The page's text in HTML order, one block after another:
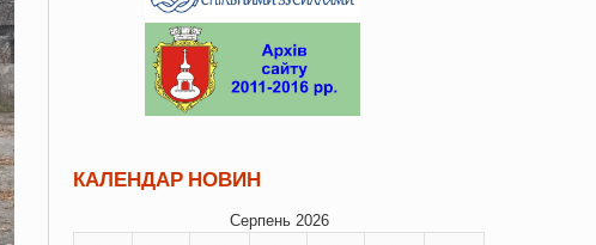
КАЛЕНДАР НОВИН
Серпень 2026